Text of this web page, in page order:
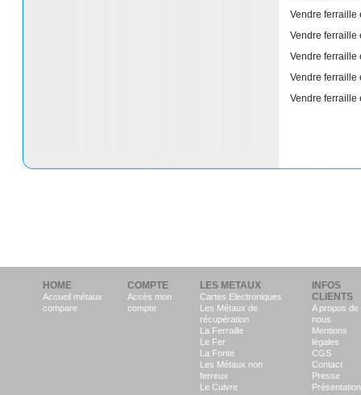
Vendre ferraille
Vendre ferraille
Vendre ferraille
Vendre ferraille
Vendre ferraille
HOME
Accueil métaux
compare
COMPTE
Accès mon
compte
LES METAUX
Cartes Electroniques
Les Métaux de
récupération
La Ferraille
Le Fer
La Fonte
Les Métaux non
ferreux
Le Cuivre
INFOS
CLIENTS
A propos de
nous
Mentions
légales
CGS
Contact
Presse
Présentation